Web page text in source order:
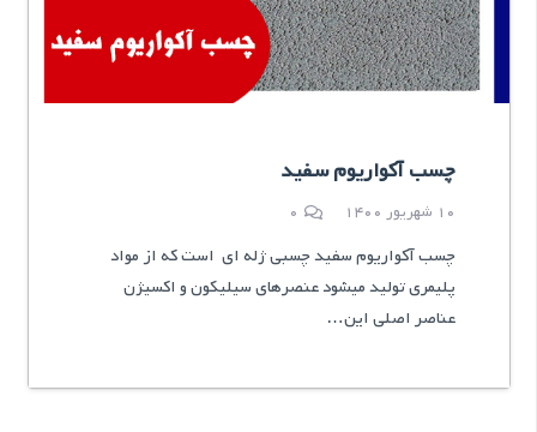
چسب آکواریوم سفید
10 شهریور 1400 0
چسب آکواریوم سفید چسبی ژله ای است که از مواد
پلیمری تولید میشود عنصرهای سیلیکون و اکسیژن
عناصر اصلی این…